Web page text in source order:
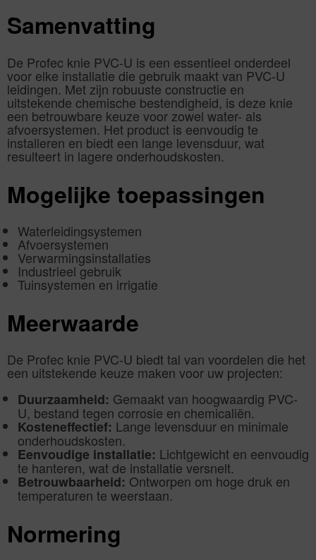
Samenvatting
De Profec knie PVC-U is een essentieel onderdeel
voor elke installatie die gebruik maakt van PVC-U
leidingen. Met zijn robuuste constructie en
uitstekende chemische bestendigheid, is deze knie
een betrouwbare keuze voor zowel water- als
afvoersystemen. Het product is eenvoudig te
installeren en biedt een lange levensduur, wat
resulteert in lagere onderhoudskosten.
Mogelijke toepassingen
Waterleidingsystemen
Afvoersystemen
Verwarmingsinstallaties
Industrieel gebruik
Tuinsystemen en irrigatie
Meerwaarde
De Profec knie PVC-U biedt tal van voordelen die het
een uitstekende keuze maken voor uw projecten:
Duurzaamheid: Gemaakt van hoogwaardig PVC-
U, bestand tegen corrosie en chemicaliën.
Kosteneffectief: Lange levensduur en minimale
onderhoudskosten.
Eenvoudige installatie: Lichtgewicht en eenvoudig
te hanteren, wat de installatie versnelt.
Betrouwbaarheid: Ontworpen om hoge druk en
temperaturen te weerstaan.
Normering